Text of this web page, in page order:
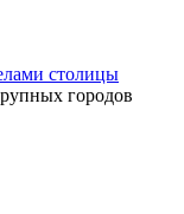
столицы
городов